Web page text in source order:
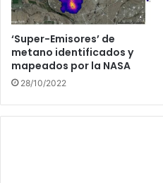
‘Super-Emisores’ de
metano identificados y
mapeados por la NASA
28/10/2022